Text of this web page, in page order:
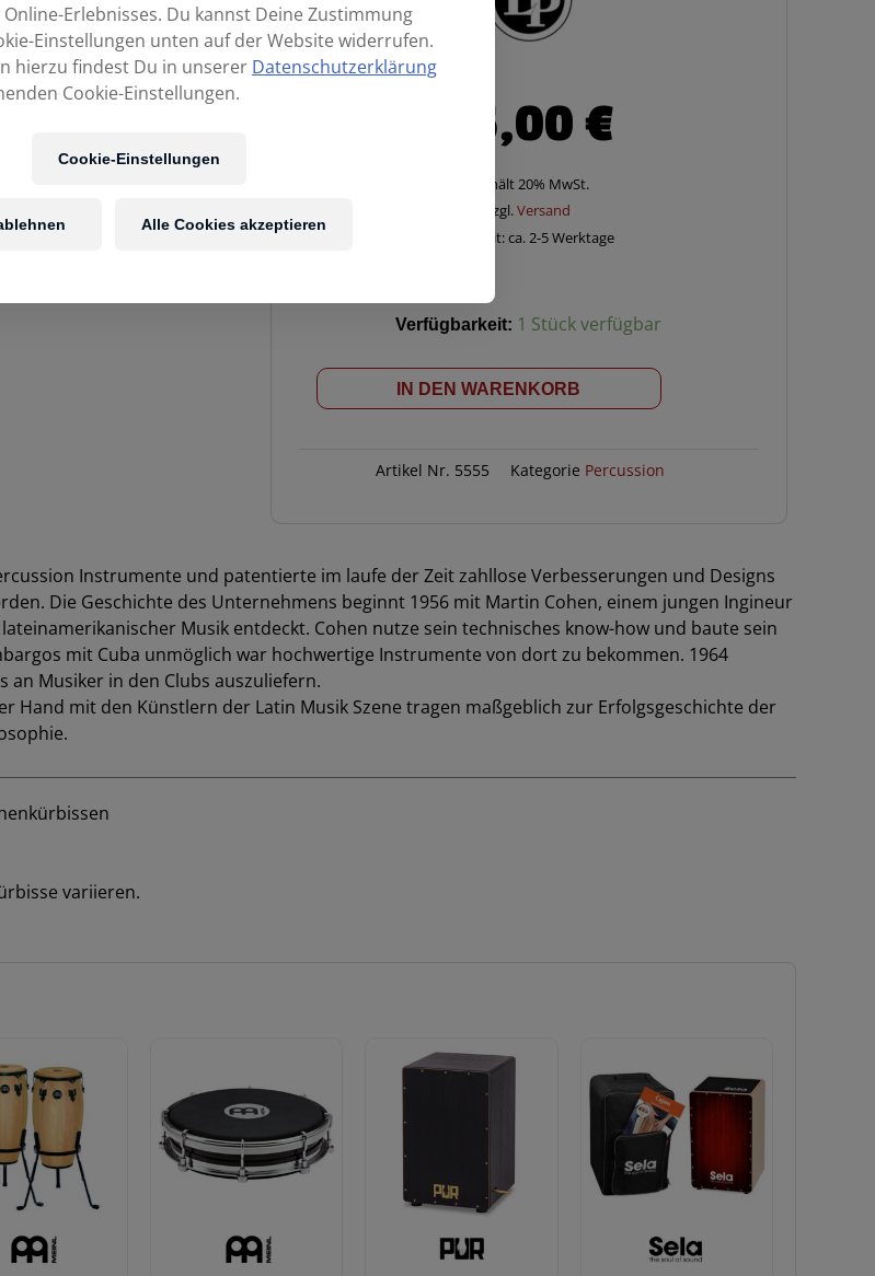
85,00 €
Enthält 20% MwSt.
zzgl.Versand
Lieferzeit: ca. 2-5 Werktage
Verfügbarkeit: 1 Stück verfügbar
GUIRO
Cuban
IN DEN WARENKORB
Artikel Nr. 5555 Kategorie Percussion
Instrumente und patentierte im laufe der Zeit zahllose Verbesserungen und Designs
Die Geschichte des Unternehmens beginnt 1956 mit Martin Cohen, einem jungen Ingineur
Musik entdeckt. Cohen nutze sein technisches know-how und baute sein
mit Cuba unmöglich war hochwertige Instrumente von dort zu bekommen. 1964
Musiker in den Clubs auszuliefern.
Hand mit den Künstlern der Latin Musik Szene tragen maßgeblich zur Erfolgsgeschichte der
variieren.
Erlebnisses. Du kannst Deine Zustimmung
Einstellungen unten auf der Website widerrufen.
hierzu findest Du in unserer Datenschutzerklärung
Cookie-Einstellungen.
Cookie-Einstellungen
Alle Cookies akzeptieren